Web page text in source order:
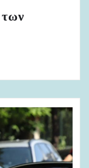
των